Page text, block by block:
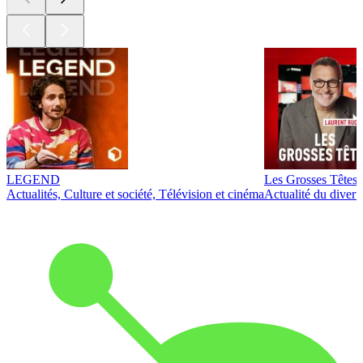
LEGEND
Actualités, Culture et société, Télévision et cinéma
Les Grosses Têtes
Actualité du